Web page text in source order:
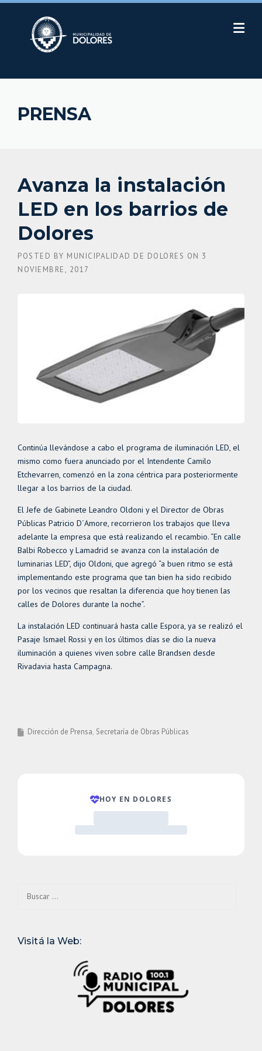
Skip
PRENSA
Avanza la instalación
LED en los barrios de
Dolores
POSTED BY MUNICIPALIDAD DE DOLORES ON 3
NOVIEMBRE, 2017
Continúa llevándose a cabo el programa de iluminación LED, el
mismo como fuera anunciado por el Intendente Camilo
Etchevarren, comenzó en la zona céntrica para posteriormente
llegar a los barrios de la ciudad.
El Jefe de Gabinete Leandro Oldoni y el Director de Obras
Públicas Patricio D´Amore, recorrieron los trabajos que lleva
adelante la empresa que está realizando el recambio. “En calle
Balbi Robecco y Lamadrid se avanza con la instalación de
luminarias LED”, dijo Oldoni, que agregó “a buen ritmo se está
implementando este programa que tan bien ha sido recibido
por los vecinos que resaltan la diferencia que hoy tienen las
calles de Dolores durante la noche”.
La instalación LED continuará hasta calle Espora, ya se realizó el
Pasaje Ismael Rossi y en los últimos días se dio la nueva
iluminación a quienes viven sobre calle Brandsen desde
Rivadavia hasta Campagna.
Dirección de Prensa Secretaría de Obras Públicas
Visitá la Web: